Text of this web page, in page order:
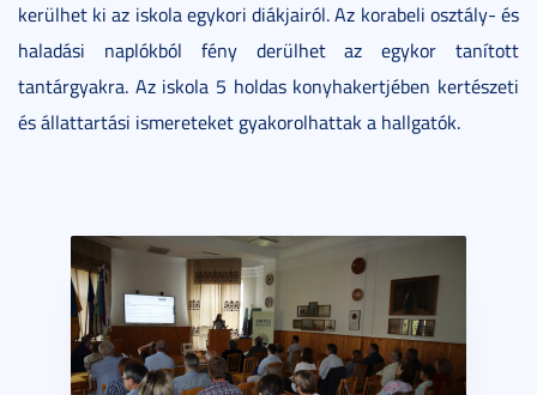
kerülhet ki az iskola egykori diákjairól. Az korabeli osztály- és
haladási naplókból fény derülhet az egykor tanított
tantárgyakra. Az iskola 5 holdas konyhakertjében kertészeti
és állattartási ismereteket gyakorolhattak a hallgatók.